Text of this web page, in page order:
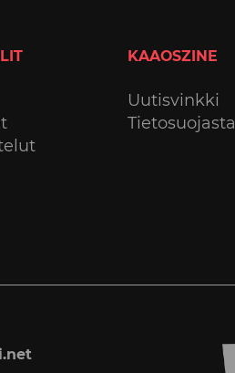
KAAOSZINE
Uutisvinkki
Tietosuojasta